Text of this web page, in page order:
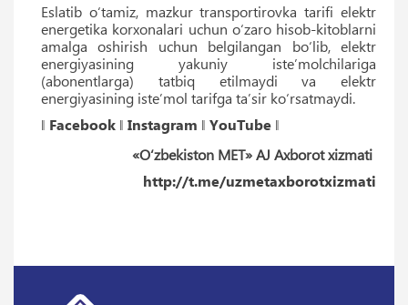
Eslatib o‘tamiz, mazkur transportirovka tarifi elektr
energetika korxonalari uchun o‘zaro hisob-kitoblarni
amalga oshirish uchun belgilangan bo‘lib, elektr
energiyasining yakuniy isteʼmolchilariga
(abonentlarga) tatbiq etilmaydi va elektr
energiyasining isteʼmol tarifga taʼsir ko‘rsatmaydi.
‖ Facebook ‖ Instagram ‖ YouTube ‖
«O‘zbekiston MET» AJ Axborot xizmati
http://t.me/uzmetaxborotxizmati